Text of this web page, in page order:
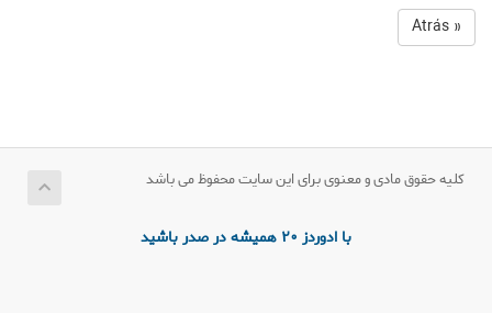
« Atrás
کلیه حقوق مادی و معنوی برای این سایت محفوظ می باشد
با ادوردز 20 همیشه در صدر باشید